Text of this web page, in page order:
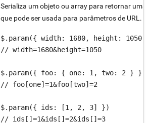
Serializa um objeto ou array para retornar uma
que pode ser usada para parâmetros de URL.
$.param({ width: 1680, height: 1050
// width=1680&height=1050
$.param({ foo: { one: 1, two: 2 } })
// foo[one]=1&foo[two]=2
$.param({ ids: [1, 2, 3] })
// ids[]=1&ids[]=2&ids[]=3